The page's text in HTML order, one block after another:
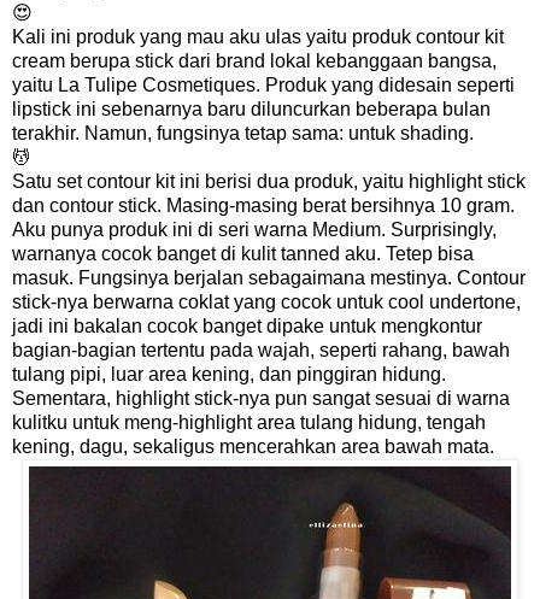
😍
Kali ini produk yang mau aku ulas yaitu produk contour kit
cream berupa stick dari brand lokal kebanggaan bangsa,
yaitu La Tulipe Cosmetiques. Produk yang didesain seperti
lipstick ini sebenarnya baru diluncurkan beberapa bulan
terakhir. Namun, fungsinya tetap sama: untuk shading.
💆
Satu set contour kit ini berisi dua produk, yaitu highlight stick
dan contour stick. Masing-masing berat bersihnya 10 gram.
Aku punya produk ini di seri warna Medium. Surprisingly,
warnanya cocok banget di kulit tanned aku. Tetep bisa
masuk. Fungsinya berjalan sebagaimana mestinya. Contour
stick-nya berwarna coklat yang cocok untuk cool undertone,
jadi ini bakalan cocok banget dipake untuk mengkontur
bagian-bagian tertentu pada wajah, seperti rahang, bawah
tulang pipi, luar area kening, dan pinggiran hidung.
Sementara, highlight stick-nya pun sangat sesuai di warna
kulitku untuk meng-highlight area tulang hidung, tengah
kening, dagu, sekaligus mencerahkan area bawah mata.